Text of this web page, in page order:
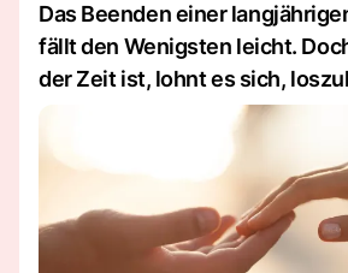
Das Beenden einer
fällt den Wenigsten leicht.
der Zeit ist, lohnt es sich,